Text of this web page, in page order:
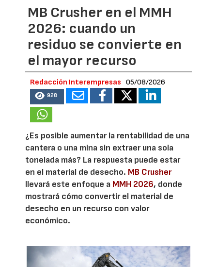
MB Crusher en el MMH
2026: cuando un
residuo se convierte en
el mayor recurso
Redacción Interempresas 05/08/2026
928
¿Es posible aumentar la rentabilidad de una
cantera o una mina sin extraer una sola
tonelada más? La respuesta puede estar
en el material de desecho. MB Crusher
llevará este enfoque a MMH 2026, donde
mostrará cómo convertir el material de
desecho en un recurso con valor
económico.